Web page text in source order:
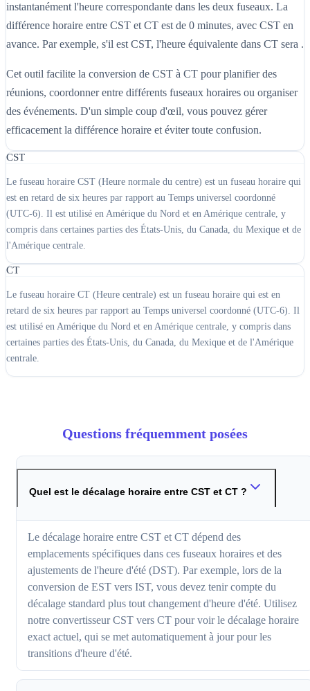
instantanément l'heure correspondante dans les deux fuseaux. La
différence horaire entre CST et CT est de 0 minutes, avec CST en
avance. Par exemple, s'il est CST, l'heure équivalente dans CT sera .
Cet outil facilite la conversion de CST à CT pour planifier des
réunions, coordonner entre différents fuseaux horaires ou organiser
des événements. D'un simple coup d'œil, vous pouvez gérer
efficacement la différence horaire et éviter toute confusion.
CST
Le fuseau horaire CST (Heure normale du centre) est un fuseau horaire qui
est en retard de six heures par rapport au Temps universel coordonné
(UTC-6). Il est utilisé en Amérique du Nord et en Amérique centrale, y
compris dans certaines parties des États-Unis, du Canada, du Mexique et de
l'Amérique centrale.
CT
Le fuseau horaire CT (Heure centrale) est un fuseau horaire qui est en
retard de six heures par rapport au Temps universel coordonné (UTC-6). Il
est utilisé en Amérique du Nord et en Amérique centrale, y compris dans
certaines parties des États-Unis, du Canada, du Mexique et de l'Amérique
centrale.
Questions fréquemment posées
Quel est le décalage horaire entre CST et CT ?
Le décalage horaire entre CST et CT dépend des
emplacements spécifiques dans ces fuseaux horaires et des
ajustements de l'heure d'été (DST). Par exemple, lors de la
conversion de EST vers IST, vous devez tenir compte du
décalage standard plus tout changement d'heure d'été. Utilisez
notre convertisseur CST vers CT pour voir le décalage horaire
exact actuel, qui se met automatiquement à jour pour les
transitions d'heure d'été.